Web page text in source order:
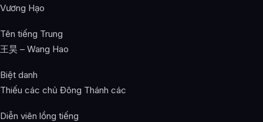
Vương Hạo
Tên tiếng Trung
王昊 – Wang Hao
Biệt danh
Thiếu các chủ Đông Thánh các
Diễn viên lồng tiếng